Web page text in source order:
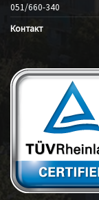
051/660-340
Контакт